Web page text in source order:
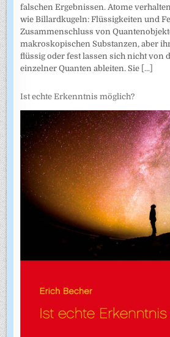
falschen Ergebnissen. Atome
wie Billardkugeln: Flüssigkeiten und
Zusammenschluss von
makroskopischen Substanzen, aber
flüssig oder fest lassen sich nicht von
einzelner Quanten ableiten. Sie [...]
Ist echte Erkenntnis möglich?